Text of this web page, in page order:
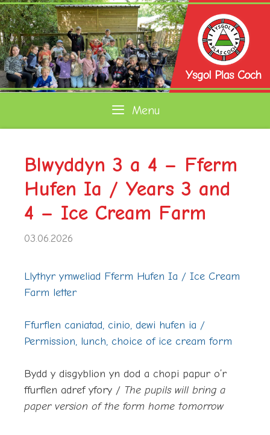
Skip
to
content
Menu
Blwyddyn 3 a 4 – Fferm
Hufen Ia / Years 3 and
4 – Ice Cream Farm
03.06.2026
Llythyr ymweliad Fferm Hufen Ia / Ice Cream
Farm letter
Ffurflen caniatad, cinio, dewi hufen ia /
Permission, lunch, choice of ice cream form
Bydd y disgyblion yn dod a chopi papur o’r
ffurflen adref yfory / The pupils will bring a
paper version of the form home tomorrow